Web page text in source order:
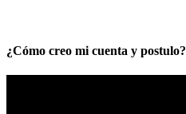
¿Cómo creo mi cuenta y postulo?